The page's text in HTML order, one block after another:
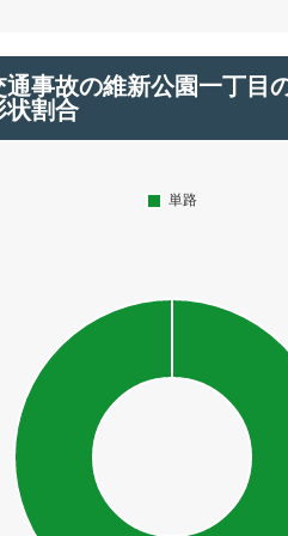
通事故の維新公園一丁目
状割合